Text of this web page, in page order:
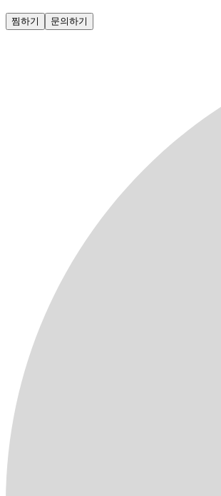
찜하기 문의하기